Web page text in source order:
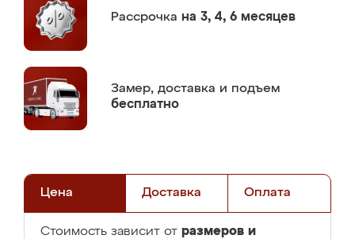
Рассрочка на 3, 4, 6 месяцев
Замер, доставка и подъем
бесплатно
Цена Доставка Оплата
Стоимость зависит от размеров и